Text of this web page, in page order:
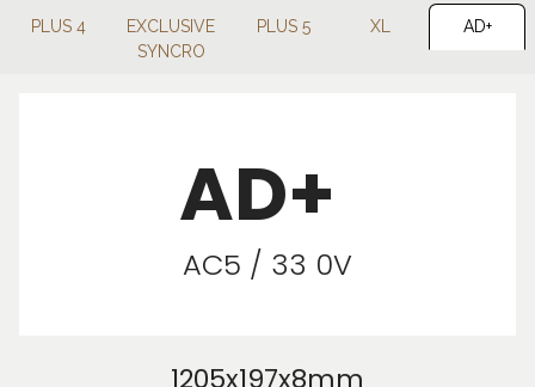
PLUS 4
EXCLUSIVE
SYNCRO
PLUS 5 XL AD+
AD+
AC5 / 33 0V
1205x197x8mm